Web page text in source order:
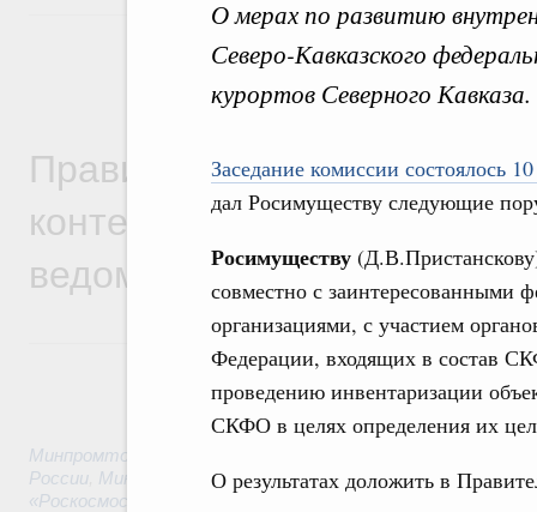
О мерах по развитию
Северо-Кавказского
курортов Северного Кавказа.
Заседание комиссии состоялось
дал Росимуществу следующие
Росимуществу
совместно с заинтересованными
организациями, с участием
Федерации, входящих в состав
проведению инвентаризации
СКФО в целях определения их
О результатах доложить в
Правительственная
контексте работы
ведомств
Минпромторг России
России Минсельхоз России,Минэнерго России, Минтранс
«Роскосмос»